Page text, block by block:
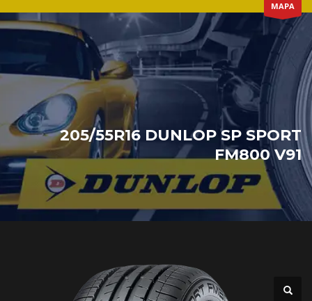
MAPA
205/55R16 DUNLOP SP SPORT
FM800 V91